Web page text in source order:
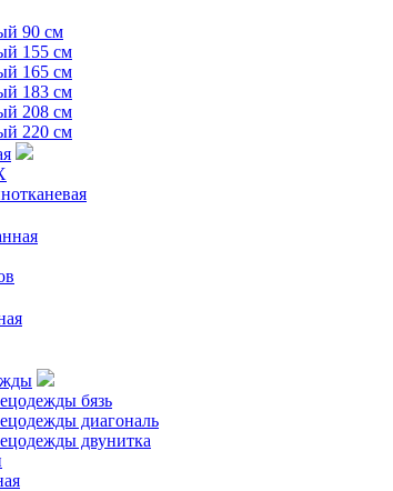
90 см
155 см
165 см
183 см
208 см
220 см
бязь
диагональ
двунитка